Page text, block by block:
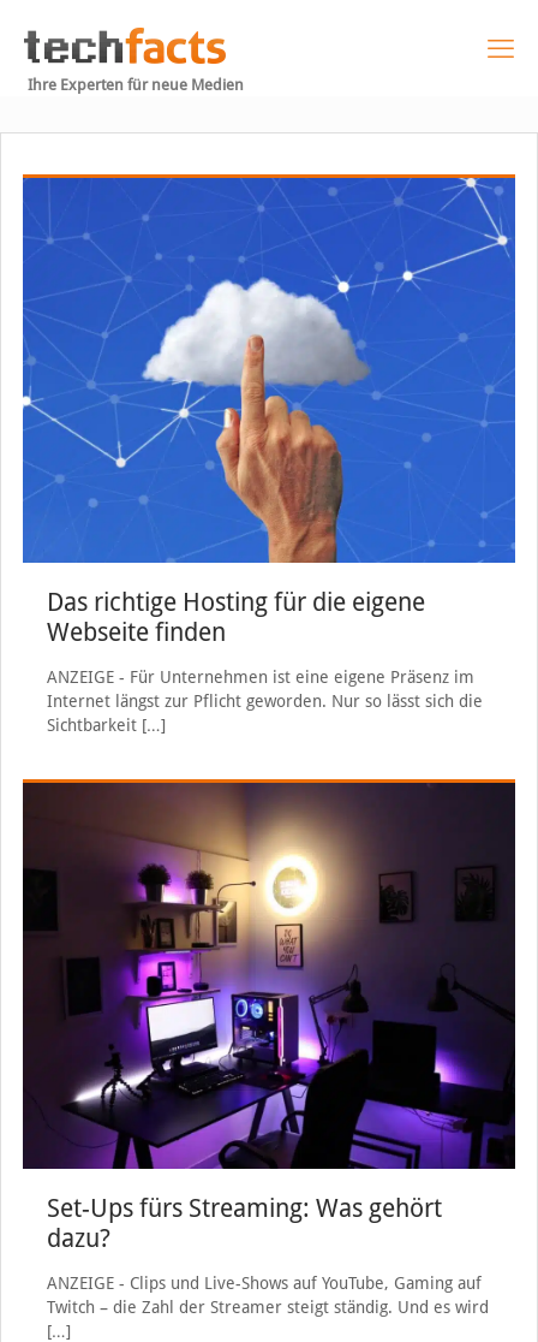
Ihre Experten für neue Medien
Das richtige Hosting für die eigene
Webseite finden
ANZEIGE - Für Unternehmen ist eine eigene Präsenz im
Internet längst zur Pflicht geworden. Nur so lässt sich die
Sichtbarkeit[…]
Set-Ups fürs Streaming: Was gehört
dazu?
ANZEIGE - Clips und Live-Shows auf YouTube, Gaming auf
Twitch – die Zahl der Streamer steigt ständig. Und es wird
[…]